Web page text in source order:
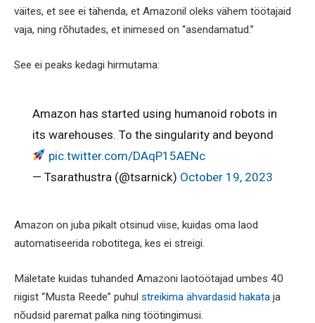
väites, et see ei tähenda, et Amazonil oleks vähem töötajaid
vaja, ning rõhutades, et inimesed on “asendamatud.”
See ei peaks kedagi hirmutama:
Amazon has started using humanoid robots in
its warehouses. To the singularity and beyond
pic.twitter.com/DAqP15AENc
— Tsarathustra (@tsarnick) October 19, 2023
Amazon on juba pikalt otsinud viise, kuidas oma laod
automatiseerida robotitega, kes ei streigi.
Mäletate kuidas tuhanded Amazoni laotöötajad umbes 40
riigist “Musta Reede” puhul streikima ähvardasid hakata ja
nõudsid paremat palka ning töötingimusi.